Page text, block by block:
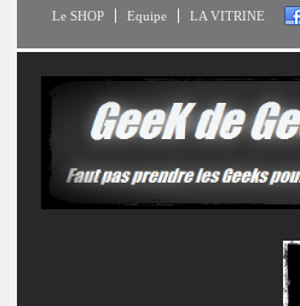
Le SHOP Equipe LA VITRINE